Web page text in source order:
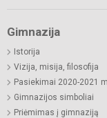
Gimnazija
Istorija
Vizija, misija, filosofija
Pasiekimai 2020-2021
Gimnazijos simboliai
Priėmimas į gimnaziją